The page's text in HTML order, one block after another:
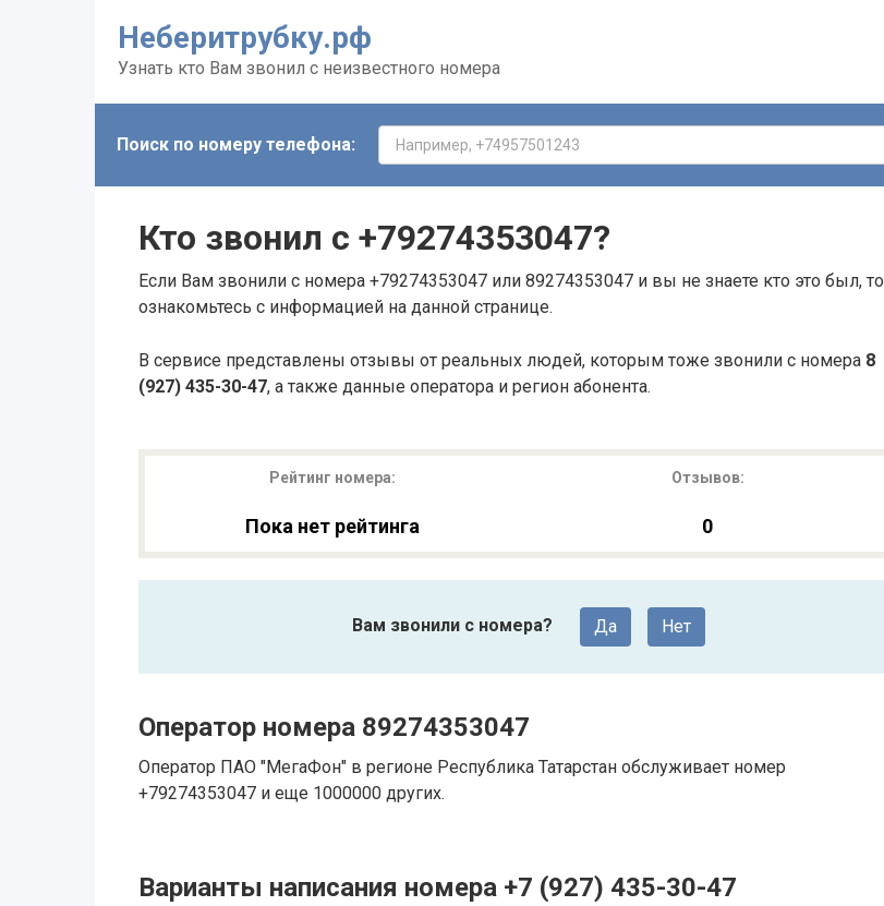
Неберитрубку.рф
Узнать кто Вам звонил с неизвестного номера
Поиск по номеру телефона:
Кто звонил с +79274353047?
Если Вам звонили с номера +79274353047 или 89274353047 и вы не знаете кто это был, то
ознакомьтесь с информацией на данной странице.
В сервисе представлены отзывы от реальных людей, которым тоже звонили с номера 8
(927) 435-30-47, а также данные оператора и регион абонента.
Рейтинг номера:
Пока нет рейтинга
Отзывов:
0
Вам звонили с номера? Да Нет
Оператор номера 89274353047
Оператор ПАО "МегаФон" в регионе Республика Татарстан обслуживает номер
+79274353047 и еще 1000000 других.
Варианты написания номера +7 (927) 435-30-47